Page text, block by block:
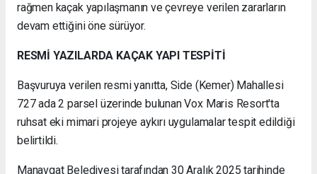
rağmen kaçak yapılaşmanın ve çevreye verilen zararların
devam ettiğini öne sürüyor.
RESMİ YAZILARDA KAÇAK YAPI TESPİTİ
Başvuruya verilen resmi yanıtta, Side (Kemer) Mahallesi
727 ada 2 parsel üzerinde bulunan Vox Maris Resort'ta
ruhsat eki mimari projeye aykırı uygulamalar tespit edildiği
belirtildi.
Manavgat Belediyesi tarafından 30 Aralık 2025 tarihinde